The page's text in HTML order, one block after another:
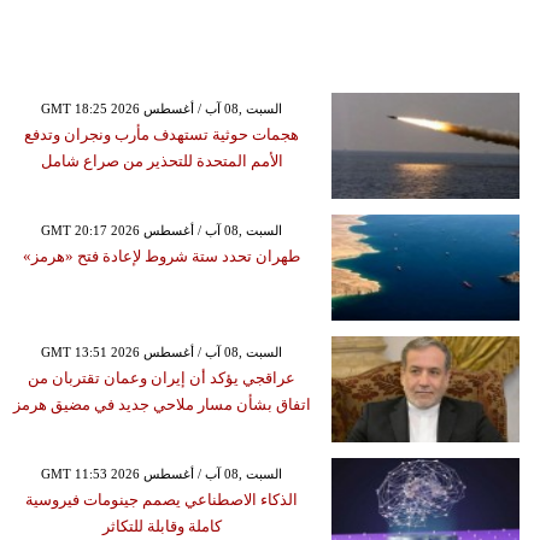
GMT 18:25 2026 السبت ,08 آب / أغسطس
هجمات حوثية تستهدف مأرب ونجران وتدفع
الأمم المتحدة للتحذير من صراع شامل
GMT 20:17 2026 السبت ,08 آب / أغسطس
طهران تحدد ستة شروط لإعادة فتح «هرمز»
GMT 13:51 2026 السبت ,08 آب / أغسطس
عراقجي يؤكد أن إيران وعمان تقتربان من
اتفاق بشأن مسار ملاحي جديد في مضيق هرمز
GMT 11:53 2026 السبت ,08 آب / أغسطس
الذكاء الاصطناعي يصمم جينومات فيروسية
كاملة وقابلة للتكاثر